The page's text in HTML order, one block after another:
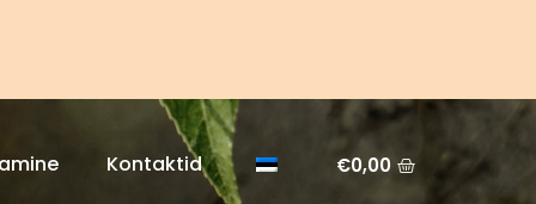
Kontaktid €0,00